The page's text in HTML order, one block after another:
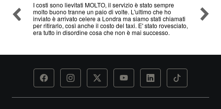
I costi sono lievitati MOLTO, il servizio è stato sempre
molto buono tranne un paio di volte. L'ultimo che ho
inviato è arrivato celere a Londra ma siamo stati chiamati
per ritirarlo, così anche il costo del taxi. E' stato rovesciato,
era tutto in disordine cosa che non è mai successo.